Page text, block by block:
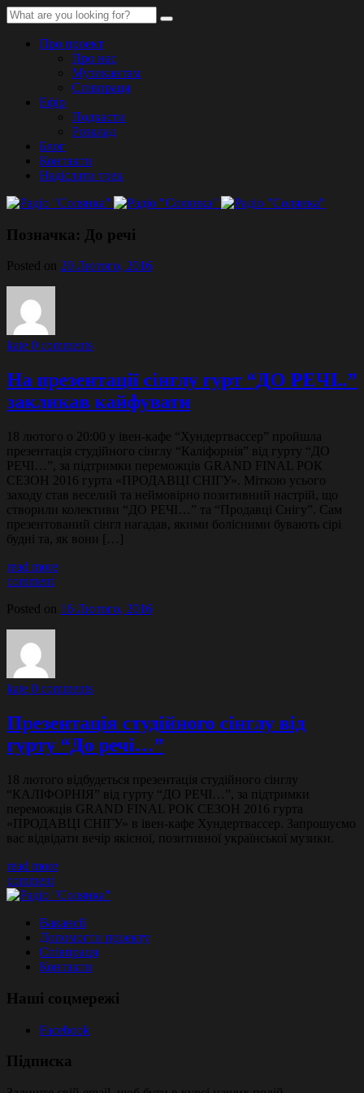
Про проект
Про нас
Музикантам
Співпраця
Ефір
Подкасти
Розклад
Блог
Контакти
Надіслати трек
Позначка: До речі
Posted on 20 Лютого, 2016
kate 0 comments
На презентації сінглу гурт “ДО РЕЧІ..”
закликав кайфувати
18 лютого о 20:00 у івен-кафе “Хундертвассер” пройшла
презентація студійного сінглу “Каліфорнія” від гурту “ДО
РЕЧІ…”, за підтримки переможців GRAND FINAL РОК
СЕЗОН 2016 гурта «ПРОДАВЦІ СНІГУ». Міткою усього
заходу став веселий та неймовірно позитивний настрій, що
створили колективи “ДО РЕЧІ…” та “Продавці Снігу”. Сам
презентований сінгл нагадав, якими болісними бувають сірі
будні та, як вони […]
read more
comment
Posted on 16 Лютого, 2016
kate 0 comments
Презентація студійного сінглу від
гурту “До речі…”
18 лютого відбудеться презентація студійного сінглу
“КАЛІФОРНІЯ” від гурту “ДО РЕЧІ…”, за підтримки
переможців GRAND FINAL РОК СЕЗОН 2016 гурта
«ПРОДАВЦІ СНІГУ» в івен-кафе Хундертвассер. Запрошуємо
вас відвідати вечір якісної, позитивної української музики.
read more
comment
Вакансії
Допомогти проекту
Співпраця
Контакти
Наші соцмережі
Facebook
Підписка